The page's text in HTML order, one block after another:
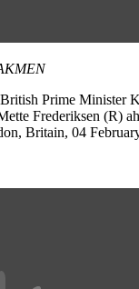
Prime Minister
Frederiksen (R)
Britain, 04